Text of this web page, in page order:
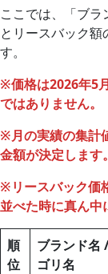
ここでは、「ブ
とリースバック額
す。
※価格は2026年5月
ではありません。
※月の実績の集計
金額が決定します。
※リースバック価
並べた時に真ん中
順
位
ブランド名
ゴリ名